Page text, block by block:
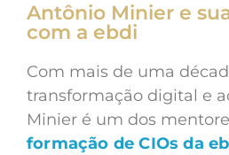
Antônio Minier e
com a ebdi
Com mais de uma
transformação digital e
Minier é um dos
formação de CIOs da